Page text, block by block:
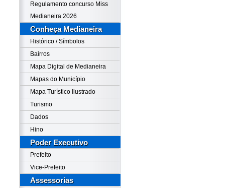
Regulamento concurso Miss
Medianeira 2026
Conheça Medianeira
Histórico / Símbolos
Bairros
Mapa Digital de Medianeira
Mapas do Município
Mapa Turístico Ilustrado
Turismo
Dados
Hino
Poder Executivo
Prefeito
Vice-Prefeito
Assessorias